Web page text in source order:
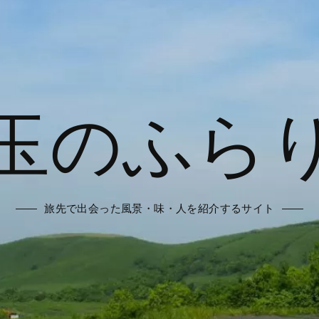
のふら
旅先で出会った風景・味・人を紹介するサイト